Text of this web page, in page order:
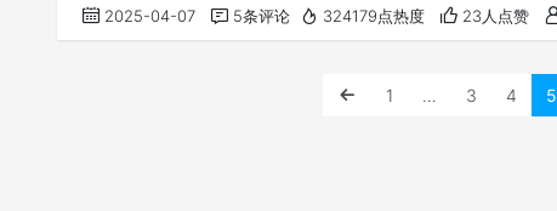
话要说 下载地址
2025-04-07 5条评论 324179点热度 23人点赞
1 … 3 4 5